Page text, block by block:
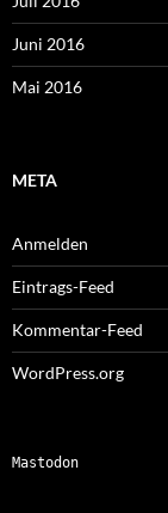
Juni 2016
Mai 2016
META
Anmelden
Eintrags-Feed
Kommentar-Feed
WordPress.org
Mastodon